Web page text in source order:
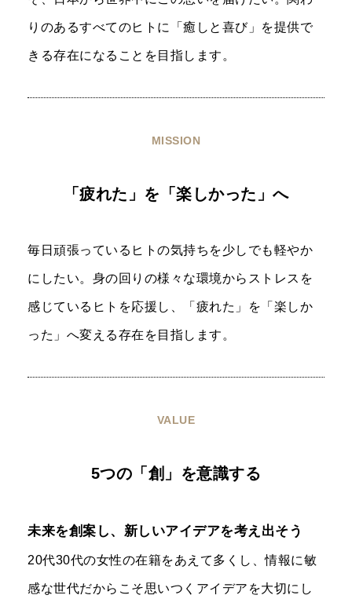
りのあるすべてのヒトに「癒しと喜び」を提供で
きる存在になることを目指します。
MISSION
「疲れた」を「楽しかった」へ
毎日頑張っているヒトの気持ちを少しでも軽やか
にしたい。身の回りの様々な環境からストレスを
感じているヒトを応援し、「疲れた」を「楽しか
った」へ変える存在を目指します。
VALUE
5つの「創」を意識する
未来を創案し、新しいアイデアを考え出そう
20代30代の女性の在籍をあえて多くし、情報に敏
感な世代だからこそ思いつくアイデアを大切にし